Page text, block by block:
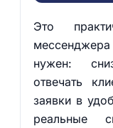
Это
нужен:
отвечать
заявки в
реальные